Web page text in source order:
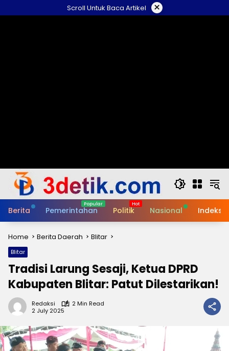
to
Scroll Untuk Baca Artikel ×
Berita Pemerintahan Politik Nasional Indeks
Home Berita Daerah Blitar
Blitar
Tradisi Larung Sesaji, Ketua DPRD
Kabupaten Blitar: Patut Dilestarikan!
Redaksi
2 Min Read
2 July 2025